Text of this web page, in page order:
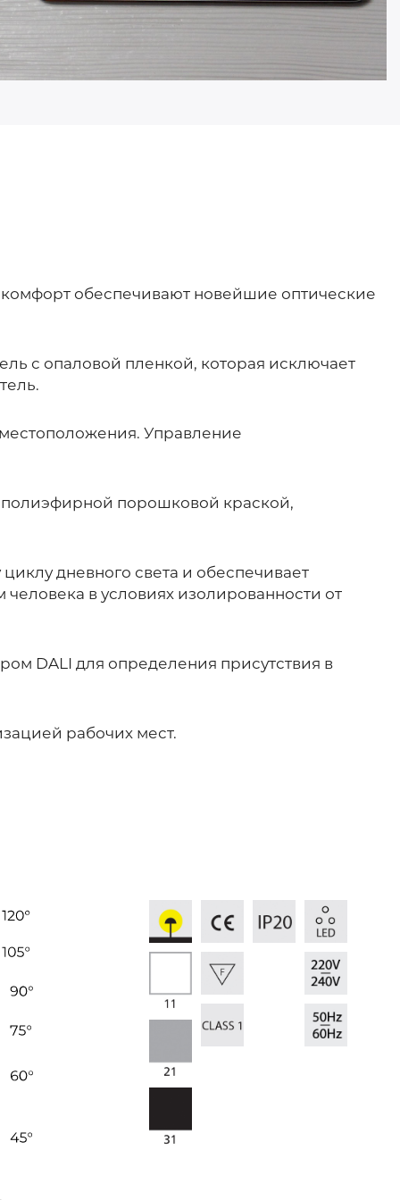
обеспечивают новейшие оптические
с опаловой пленкой, которая исключает
Управление
порошковой краской,
дневного света и обеспечивает
в условиях изолированности от
DALI для определения присутствия в
рабочих мест.